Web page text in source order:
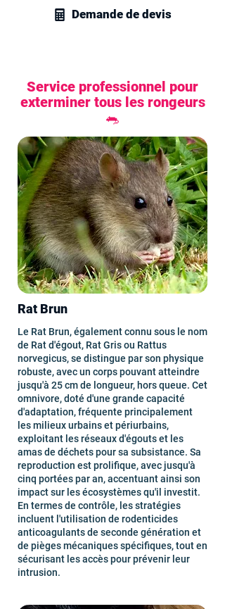
Demande de devis
Service professionnel pour
exterminer tous les rongeurs
🐀
Rat Brun
Le Rat Brun, également connu sous le nom
de Rat d'égout, Rat Gris ou Rattus
norvegicus, se distingue par son physique
robuste, avec un corps pouvant atteindre
jusqu'à 25 cm de longueur, hors queue. Cet
omnivore, doté d'une grande capacité
d'adaptation, fréquente principalement
les milieux urbains et périurbains,
exploitant les réseaux d'égouts et les
amas de déchets pour sa subsistance. Sa
reproduction est prolifique, avec jusqu'à
cinq portées par an, accentuant ainsi son
impact sur les écosystèmes qu'il investit.
En termes de contrôle, les stratégies
incluent l'utilisation de rodenticides
anticoagulants de seconde génération et
de pièges mécaniques spécifiques, tout en
sécurisant les accès pour prévenir leur
intrusion.